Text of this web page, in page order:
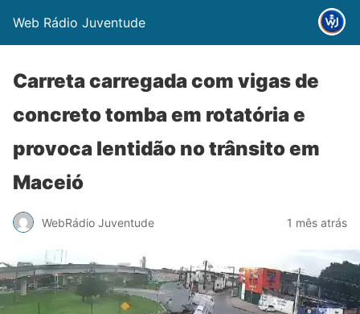
Web Rádio Juventude
Carreta carregada com vigas de
concreto tomba em rotatória e
provoca lentidão no trânsito em
Maceió
WebRádio Juventude 1 mês atrás